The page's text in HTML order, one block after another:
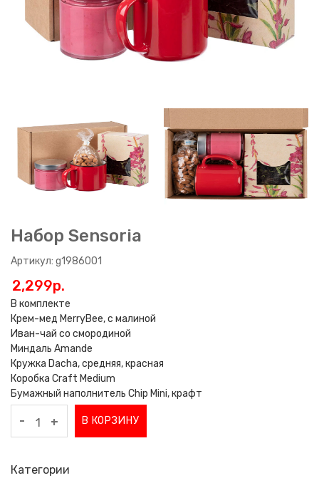
Набор Sensoria
Артикул: g1986001
2,299p.
В комплекте
Крем-мед MerryBee, с малиной
Иван-чай со смородиной
Миндаль Amande
Кружка Dacha, средняя, красная
Коробка Craft Medium
Бумажный наполнитель Chip Mini, крафт
- + В КОРЗИНУ
Категории